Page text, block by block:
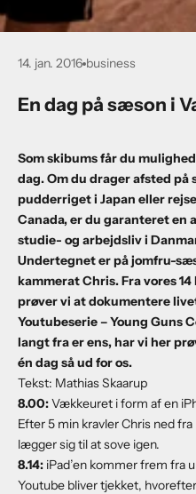
14. jan. 2016 business
En dag på sæson i
Som skibums får du
dag. Om du drager afsted
pudderriget i Japan eller
Canada, er du garanteret en
studie- og arbejdsliv i
Undertegnet er på jomfru-
kammerat Chris. Fra vores
prøver vi at dokumentere
Youtubeserie – Young Guns
langt fra er ens, har vi her
én dag så ud for os.
Tekst: Mathias Skaarup
8.00:Vækkeuret i form af en
Efter 5 min kravler Chris ned
lægger sig til at sove igen.
8.14: iPad’en kommer frem fra
Youtube bliver tjekket,